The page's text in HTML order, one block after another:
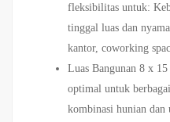
fleksibilitas untuk:
tinggal luas dan
kantor, coworking
Luas Bangunan 8 x
optimal untuk
kombinasi hunian dan